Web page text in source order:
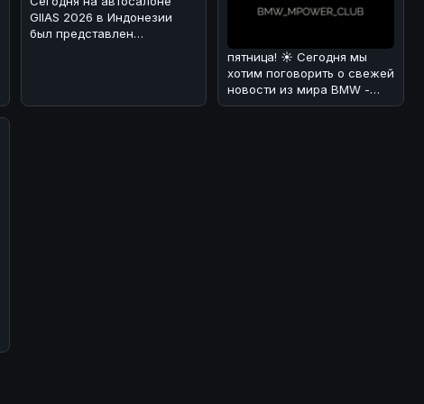
GIIAS 2026 в Индонезии
был представлен
пятница! ☀️ Сегодня мы
хотим поговорить о свежей
новости из мира BMW -
люксовом SUV X7 Individual